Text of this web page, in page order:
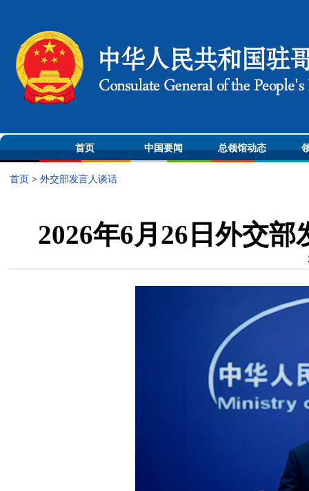
首页 中国要闻 总领馆动态
首页 > 外交部发言人谈话
2026年6月26日外交